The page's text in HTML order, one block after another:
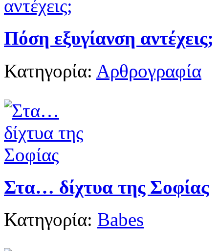
Πόση εξυγίανση αντέχεις;
Κατηγορία: Αρθρογραφία
Στα… δίχτυα της Σοφίας
Κατηγορία: Babes